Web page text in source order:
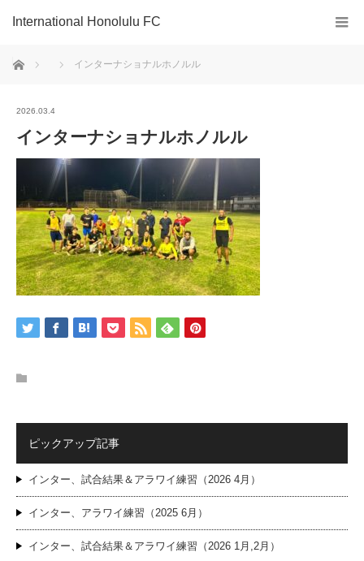
International Honolulu FC
ホーム インターナショナルホノルル
2026.03.4
インターナショナルホノルル
ピックアップ記事
インター、試合結果＆アラワイ練習（2026 4月）
インター、アラワイ練習（2025 6月）
インター、試合結果＆アラワイ練習（2026 1月,2月）